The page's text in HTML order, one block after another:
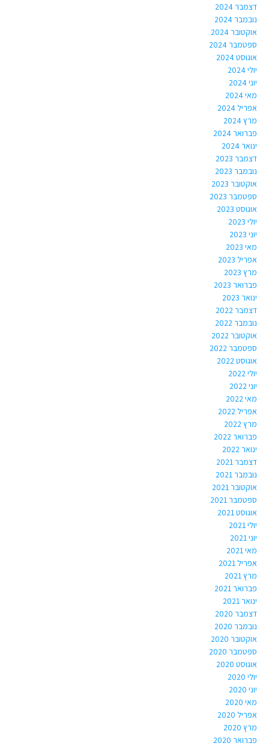
דצמבר 2024
נובמבר 2024
אוקטובר 2024
ספטמבר 2024
אוגוסט 2024
יולי 2024
יוני 2024
מאי 2024
אפריל 2024
מרץ 2024
פברואר 2024
ינואר 2024
דצמבר 2023
נובמבר 2023
אוקטובר 2023
ספטמבר 2023
אוגוסט 2023
יולי 2023
יוני 2023
מאי 2023
אפריל 2023
מרץ 2023
פברואר 2023
ינואר 2023
דצמבר 2022
נובמבר 2022
אוקטובר 2022
ספטמבר 2022
אוגוסט 2022
יולי 2022
יוני 2022
מאי 2022
אפריל 2022
מרץ 2022
פברואר 2022
ינואר 2022
דצמבר 2021
נובמבר 2021
אוקטובר 2021
ספטמבר 2021
אוגוסט 2021
יולי 2021
יוני 2021
מאי 2021
אפריל 2021
מרץ 2021
פברואר 2021
ינואר 2021
דצמבר 2020
נובמבר 2020
אוקטובר 2020
ספטמבר 2020
אוגוסט 2020
יולי 2020
יוני 2020
מאי 2020
אפריל 2020
מרץ 2020
פברואר 2020